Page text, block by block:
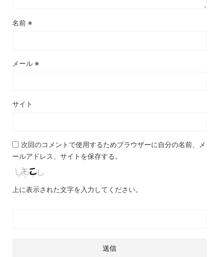
名前 ※
メール ※
サイト
次回のコメントで使用するためブラウザーに自分の名前、メ
ールアドレス、サイトを保存する。
上に表示された文字を入力してください。